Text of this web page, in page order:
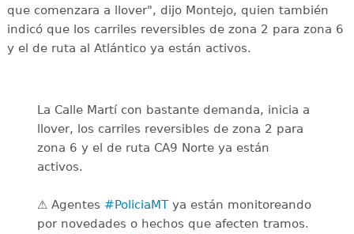
que comenzara a llover", dijo Montejo, quien también
indicó que los carriles reversibles de zona 2 para zona 6
y el de ruta al Atlántico ya están activos.
La Calle Martí con bastante demanda, inicia a
llover, los carriles reversibles de zona 2 para
zona 6 y el de ruta CA9 Norte ya están
activos.
⚠️ Agentes #PoliciaMTya están monitoreando
por novedades o hechos que afecten tramos.